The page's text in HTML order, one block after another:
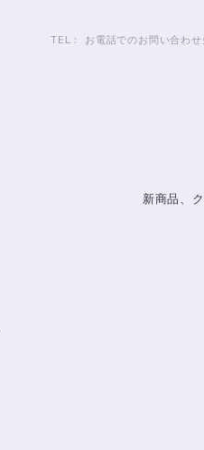
TEL： お電話でのお問い合わ
新商品、